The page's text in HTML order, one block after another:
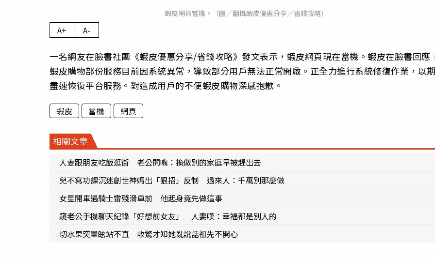
蝦皮網頁當機。（圖／翻攝蝦皮優惠分享／省錢攻略）
A+ A-
一名網友在臉書社團《蝦皮優惠分享/省錢攻略》發文表示，蝦皮網頁現在當機。蝦皮在臉書回應
蝦皮購物部份服務目前因系統異常，導致部分用戶無法正常開啟。正全力進行系統修復作業，以
盡速恢復平台服務。對造成用戶的不便蝦皮購物深感抱歉。
蝦皮 當機 網頁
相關文章
人妻跟朋友吃飯逛街 老公開嘴：換做別的家庭早被趕出去
兒不寫功課沉迷創世神媽出「狠招」反制 過來人：千萬別那麼做
女星開車遇騎士雷殘滑車前 他起身竟先做這事
窺老公手機聊天紀錄「好想前女友」 人妻嘆：幸福都是別人的
切水果突暈眩站不直 收驚才知她亂說話祖先不開心